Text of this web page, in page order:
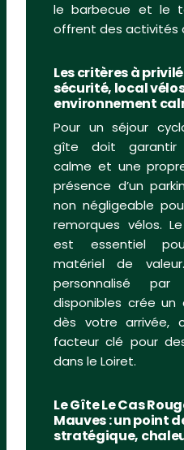
le barbecue et le
offrent des activités
Les critères à
sécurité, local
environnement
Pour un séjour
gîte doit garantir
calme et une
présence d’un
non négligeable
remorques vélos.
est essentiel
matériel de
personnalisé
disponibles crée
dès votre arrivée,
facteur clé pour
dans le Loiret.
Le Gîte Le Cas
Mauves : un point
stratégique,